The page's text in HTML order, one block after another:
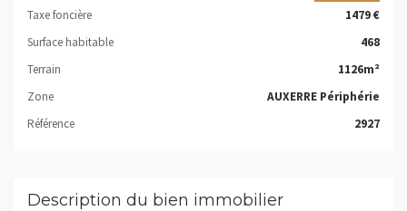
Taxe foncière
1479 €
Surface habitable
468
Terrain
1126m²
Zone
AUXERRE Périphérie
Référence
2927
Description du bien immobilier